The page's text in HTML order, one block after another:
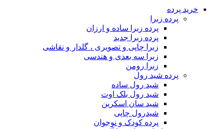
خرید پرده
پرده زبرا
پرده زبرا ساده و ارزان
پرده زبرا جدید
زبرا چاپی و تصویری ، گلدار و نقاشی
زبرا سه بعدی و هندسی
زبرا رومن
پرده شید رول
شید رول ساده
شید رول بلک اوت
شید سان اسکرین
شیدرول چاپی
پرده کودک و نوجوان